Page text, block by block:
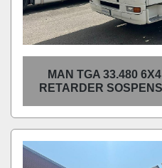
MAN TGA 33.480
RETARDER